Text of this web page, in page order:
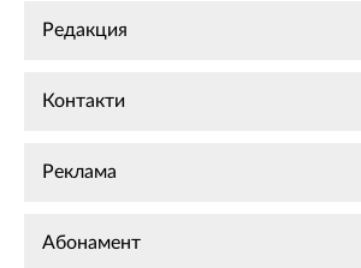
Редакция
Контакти
Реклама
Абонамент